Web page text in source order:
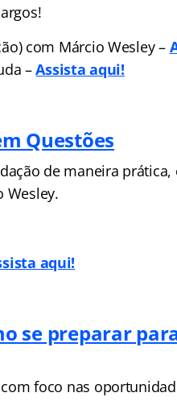
com Márcio Wesley –
–Assista aqui!
Questões
de maneira
Wesley.
aqui!
se preparar
foco nas